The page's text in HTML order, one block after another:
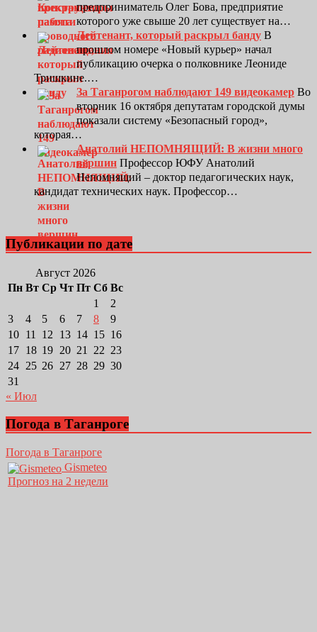
предприниматель Олег Бова, предприятие
которого уже свыше 20 лет существует на…
Лейтенант, который раскрыл банду В
прошлом номере «Новый курьер» начал
публикацию очерка о полковнике Леониде
Тришкине.…
За Таганрогом наблюдают 149 видеокамер Во
вторник 16 октября депутатам городской думы
показали систему «Безопасный город»,
которая…
Анатолий НЕПОМНЯЩИЙ: В жизни много
вершин Профессор ЮФУ Анатолий
Непомнящий – доктор педагогических наук,
кандидат технических наук. Профессор…
Публикации по дате
Август 2026
Пн Вт Ср Чт Пт Сб Вс
1
2
3
4 5 6 7 8
9
10 11 12 13 14 15 16
17 18 19 20 21 22 23
24 25 26 27 28 29 30
31
« Июл
Погода в Таганроге
Погода в Таганроге
Gismeteo
Прогноз на 2 недели